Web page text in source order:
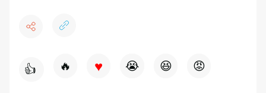
👍 🔥 ♥ 😭 😆 😡